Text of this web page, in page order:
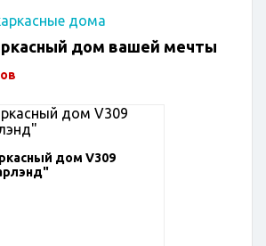
дом вашей мечты
дом V309